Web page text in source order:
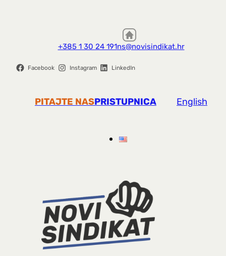
+385 1 30 24 191ns@novisindikat.hr
Facebook Instagram LinkedIn
PITAJTE NASPRISTUPNICA English